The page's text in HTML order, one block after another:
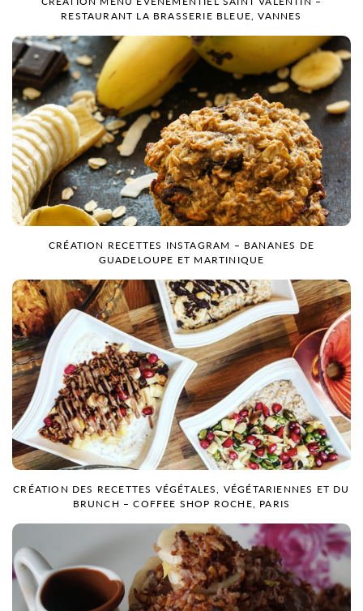
RESTAURANT LA BRASSERIE BLEUE, VANNES
CRÉATION RECETTES INSTAGRAM – BANANES DE
GUADELOUPE ET MARTINIQUE
CRÉATION DES RECETTES VÉGÉTALES, VÉGÉTARIENNES ET DU
BRUNCH – COFFEE SHOP ROCHE, PARIS